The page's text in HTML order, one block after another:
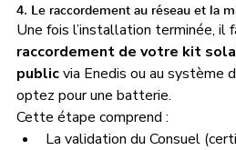
4. Le raccordement au réseau et la
Une fois l’installation terminée, il
raccordement de votre kit
public via Enedis ou au système
optez pour une batterie.
Cette étape comprend :
La validation du Consuel